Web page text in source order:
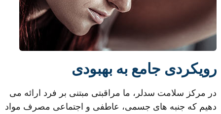
رویکردی جامع به بهبودی
در مرکز سلامت سدلر، ما مراقبتی مبتنی بر فرد ارائه می
دهیم که جنبه های جسمی، عاطفی و اجتماعی مصرف مواد